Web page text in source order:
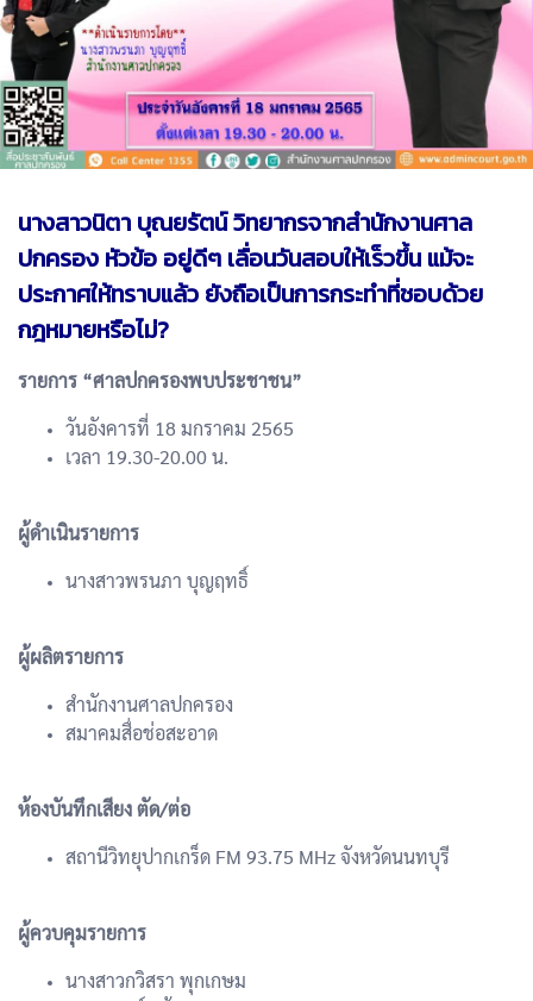
นางสาวนิตา บุณยรัตน์ วิทยากรจากสำนักงานศาล
ปกครอง หัวข้อ อยู่ดีๆ เลื่อนวันสอบให้เร็วขึ้น แม้จะ
ประกาศให้ทราบแล้ว ยังถือเป็นการกระทำที่ชอบด้วย
กฎหมายหรือไม่?
รายการ “ศาลปกครองพบประชาชน”
วันอังคารที่ 18 มกราคม 2565
เวลา 19.30-20.00 น.
ผู้ดำเนินรายการ
นางสาวพรนภา บุญฤทธิ์
ผู้ผลิตรายการ
สำนักงานศาลปกครอง
สมาคมสื่อช่อสะอาด
ห้องบันทึกเสียง ตัด/ต่อ
สถานีวิทยุปากเกร็ด FM 93.75 MHz จังหวัดนนทบุรี
ผู้ควบคุมรายการ
นางสาวกวิสรา พุกเกษม